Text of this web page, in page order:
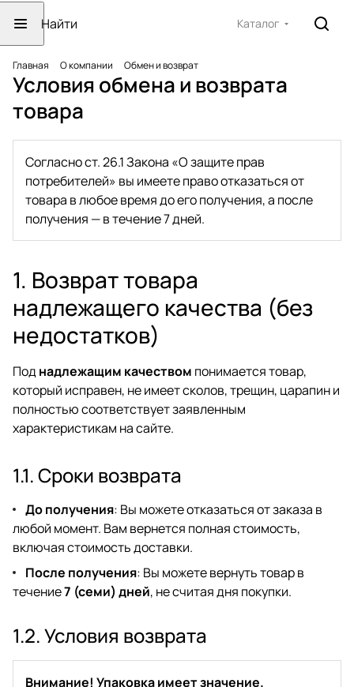
Каталог
Главная О компании Обмен и возврат
Условия обмена и возврата
товара
Согласно ст. 26.1 Закона «О защите прав
потребителей» вы имеете право отказаться от
товара в любое время до его получения, а после
получения — в течение 7 дней.
1. Возврат товара
надлежащего качества (без
недостатков)
Поднадлежащим качеством понимается товар,
который исправен, не имеет сколов, трещин, царапин и
полностью соответствует заявленным
характеристикам на сайте.
1.1. Сроки возврата
До получения: Вы можете отказаться от заказа в
любой момент. Вам вернется полная стоимость,
включая стоимость доставки.
После получения: Вы можете вернуть товар в
течение7 (семи) дней, не считая дня покупки.
1.2. Условия возврата
Внимание! Упаковка имеет значение.